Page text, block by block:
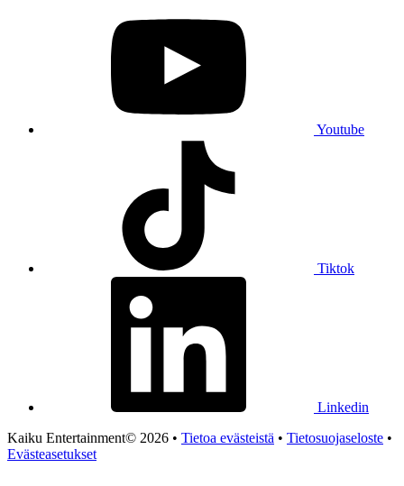
Youtube
Tiktok
Linkedin
Kaiku Entertainment© 2026 • Tietoa evästeistä • Tietosuojaseloste •
Evästeasetukset